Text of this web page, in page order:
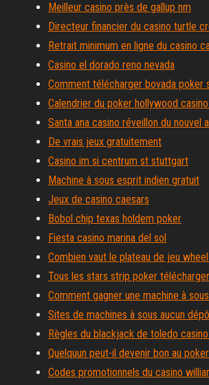
Meilleur casino près de gallup nm
Directeur financier du casino turtle
Retrait minimum en ligne du casino
Casino el dorado reno nevada
Comment télécharger bovada poker
Calendrier du poker hollywood
Santa ana casino réveillon du nouvel
De vrais jeux gratuitement
Casino im si centrum st stuttgart
Machine à sous esprit indien gratuit
Jeux de casino caesars
Bobol chip texas holdem poker
Fiesta casino marina del sol
Combien vaut le plateau de jeu
Tous les stars strip poker télécharger
Comment gagner une machine à
Sites de machines à sous aucun
Règles du blackjack de toledo
Quelquun peut-il devenir bon au poker
Codes promotionnels du casino